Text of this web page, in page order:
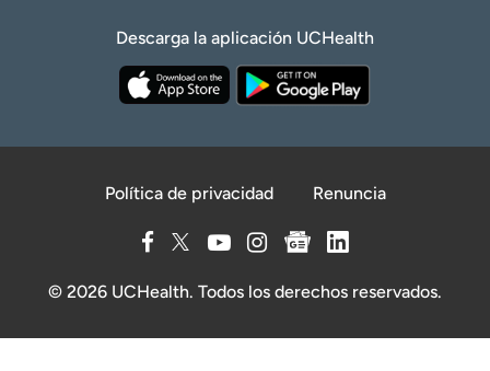
Descarga la aplicación UCHealth
Política de privacidad Renuncia
© 2026 UCHealth. Todos los derechos reservados.